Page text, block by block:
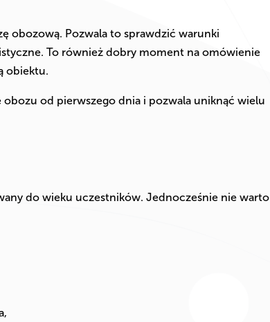
obozową. Pozwala to sprawdzić warunki
To również dobry moment na omówienie
obiektu.
od pierwszego dnia i pozwala uniknąć wielu
do wieku uczestników. Jednocześnie nie warto